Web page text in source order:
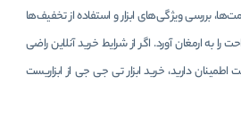
بررسی ویژگی‌های ابزار و استفاده از تخفیف‌ها
به ارمغان آورد. اگر از شرایط خرید آنلاین راضی
دارید، خرید ابزار تی جی جی از ابزاریست